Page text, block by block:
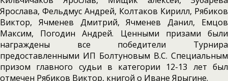
Ярослава, Фельдмус Андрей, Колтаков Кирилл, Рябиков
Виктор, Ячменев Дмитрий, Ячменев Данил, Емцов
Максим, Погодин Андрей. Ценными призами были
награждены все победители Турнира
предоставленными ИП Болтуновым В.С. Специальным
призом главного судьи в категории 12-13 лет был
отмечен Рябиков Виктор, книгой о Иване Ярыгине.